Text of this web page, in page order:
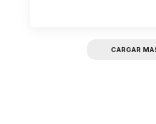
CARGAR